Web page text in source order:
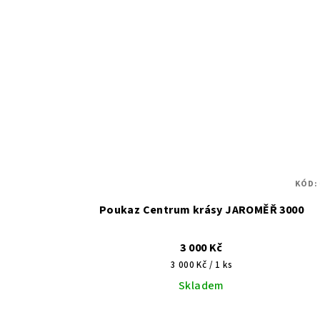
Poukaz Centrum krásy JAROMĚŘ 3000
3 000 Kč
Měrná
cena:
3 000 Kč / 1 ks
Skladem
KÓD: